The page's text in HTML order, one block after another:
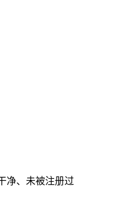
净、未被注册过